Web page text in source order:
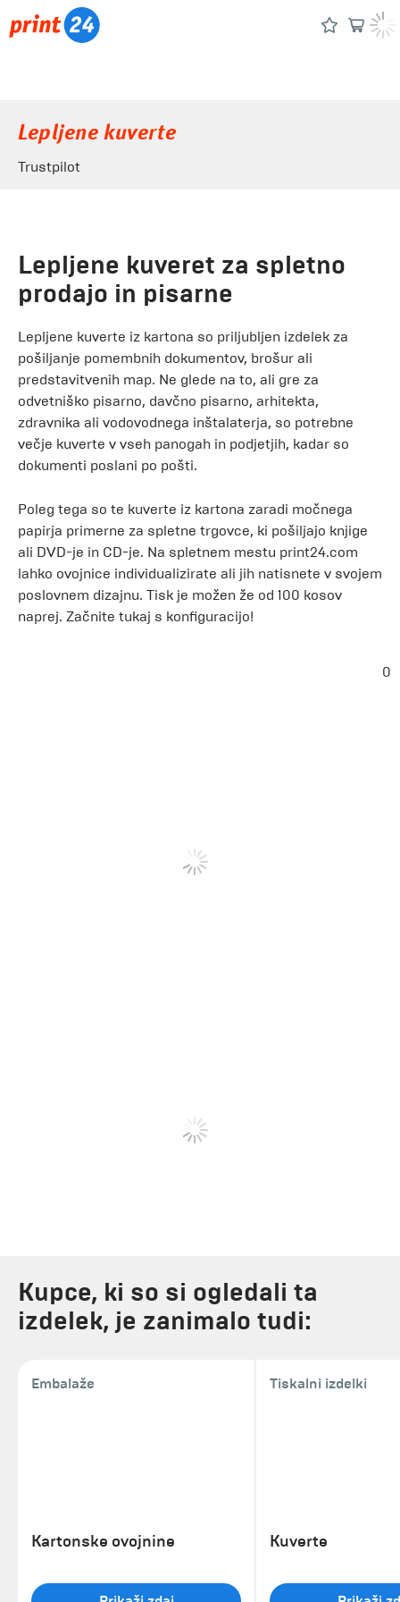
Lepljene kuverte
Trustpilot
Lepljene kuveret za spletno
prodajo in pisarne
Lepljene kuverte iz kartona so priljubljen izdelek za
pošiljanje pomembnih dokumentov, brošur ali
predstavitvenih map. Ne glede na to, ali gre za
odvetniško pisarno, davčno pisarno, arhitekta,
zdravnika ali vodovodnega inštalaterja, so potrebne
večje kuverte v vseh panogah in podjetjih, kadar so
dokumenti poslani po pošti.
Poleg tega so te kuverte iz kartona zaradi močnega
papirja primerne za spletne trgovce, ki pošiljajo knjige
ali DVD-je in CD-je. Na spletnem mestu print24.com
lahko ovojnice individualizirate ali jih natisnete v svojem
poslovnem dizajnu. Tisk je možen že od 100 kosov
naprej. Začnite tukaj s konfiguracijo!
0
Kupce, ki so si ogledali ta
izdelek, je zanimalo tudi:
Embalaže
Kartonske ovojnine
Tiskalni izdelki
Kuverte